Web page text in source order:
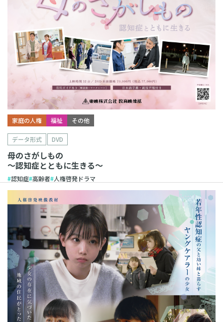
家庭の人権 福祉 その他
データ形式 DVD
母のさがしもの
～認知症とともに生きる～
認知症 高齢者 人権啓発ドラマ